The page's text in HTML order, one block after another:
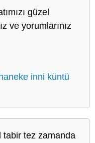
güzel
ve yorumlarınız
inni küntü
tabir tez zamanda